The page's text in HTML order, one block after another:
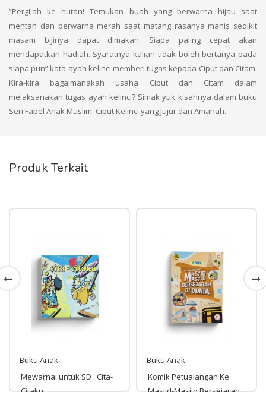
“Pergilah ke hutan! Temukan buah yang berwarna hijau saat
mentah dan berwarna merah saat matang rasanya manis sedikit
masam bijinya dapat dimakan. Siapa paling cepat akan
mendapatkan hadiah. Syaratnya kalian tidak boleh bertanya pada
siapa pun” kata ayah kelinci memberi tugas kepada Ciput dan Citam.
Kira-kira bagaimanakah usaha Ciput dan Citam dalam
melaksanakan tugas ayah kelinci? Simak yuk kisahnya dalam buku
Seri Fabel Anak Muslim: Ciput Kelinci yang Jujur dan Amanah.
Produk Terkait
Buku Anak
Mewarnai untuk SD : Cita-
Citaku
Buku Anak
Komik Petualangan Ke
Masjid-Masjid Bersejarah